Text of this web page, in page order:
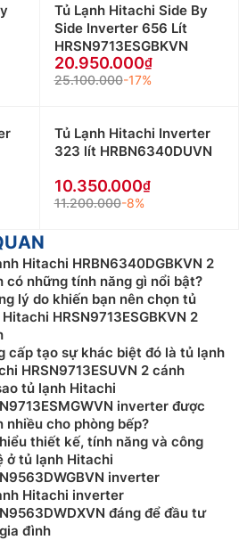
Tủ Lạnh Hitachi Side By
Side Inverter 656 Lít
HRSN9713ESGBKVN
20.950.000
25.100.000-17%
Tủ Lạnh Hitachi Inverter
323 lít HRBN6340DUVN
10.350.000
11.200.000-8%
Hitachi HRBN6340DGBKVN 2
có những tính năng gì nổi bật?
lý do khiến bạn nên chọn tủ
HRSN9713ESGBKVN 2
cấp tạo sự khác biệt đó là tủ lạnh
HRSN9713ESUVN 2 cánh
tủ lạnh Hitachi
inverter được
nhiều cho phòng bếp?
thiết kế, tính năng và công
ở tủ lạnh Hitachi
inverter
Hitachi inverter
đáng để đầu tư
đình